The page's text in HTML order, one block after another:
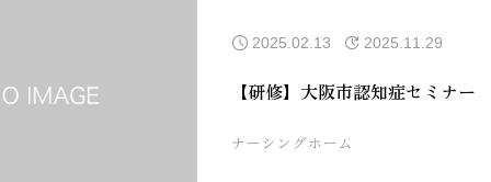
2025.02.13 2025.11.29
【研修】大阪市認知症セミナー
ナーシングホーム